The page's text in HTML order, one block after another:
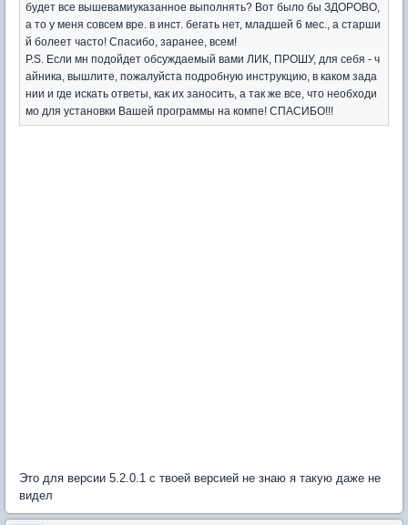
будет все вышевамиуказанное выполнять? Вот было бы ЗДОРОВО,
а то у меня совсем вре. в инст. бегать нет, младшей 6 мес., а старши
й болеет часто! Спасибо, заранее, всем!
P.S. Если мн подойдет обсуждаемый вами ЛИК, ПРОШУ, для себя - ч
айника, вышлите, пожалуйста подробную инструкцию, в каком зада
нии и где искать ответы, как их заносить, а так же все, что необходи
мо для установки Вашей программы на компе! СПАСИБО!!!
Это для версии 5.2.0.1 с твоей версией не знаю я такую даже не
видел